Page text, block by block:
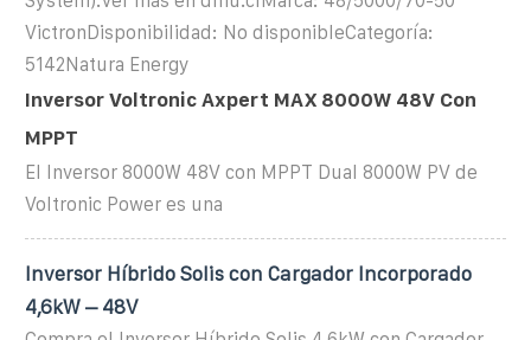
VictronDisponibilidad: No disponibleCategoría:
5142Natura Energy
Inversor Voltronic Axpert MAX 8000W 48V Con
MPPT
El Inversor 8000W 48V con MPPT Dual 8000W PV de
Voltronic Power es una
Inversor Híbrido Solis con Cargador Incorporado
4,6kW – 48V